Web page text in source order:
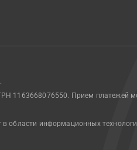
1163668076550. Прием платежей
в области информационных